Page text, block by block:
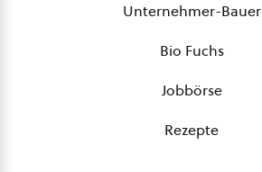
Unternehmer-Bauer
Bio Fuchs
Jobbörse
Rezepte